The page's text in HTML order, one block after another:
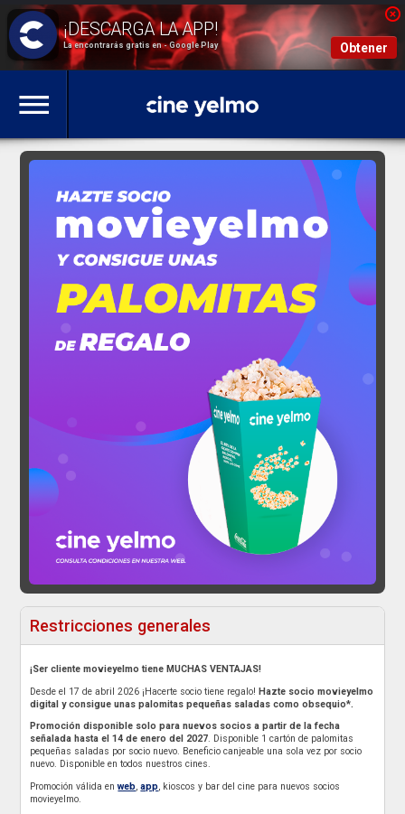
La encontrarás gratis en - Google Play Obtener
Restricciones generales
¡Ser cliente movieyelmo tiene MUCHAS VENTAJAS!
Desde el 17 de abril 2026 ¡Hacerte socio tiene regalo!Hazte socio movieyelmo
digital y consigue unas palomitas pequeñas saladas como obsequio*.
Promoción disponible solo para nuevos socios a partir de la fecha
señalada hasta el 14 de enero del 2027. Disponible 1 cartón de palomitas
pequeñas saladas por socio nuevo. Beneficio canjeable una sola vez por socio
nuevo. Disponible en todos nuestros cines.
Promoción válida enweb,app, kioscos y bar del cine para nuevos socios
movieyelmo.